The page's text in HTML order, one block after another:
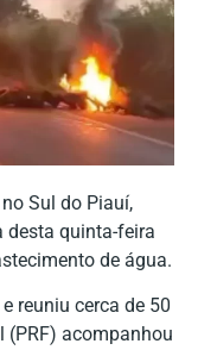
Sul do Piauí,
desta quinta-feira
de água.
reuniu cerca de 50
(PRF) acompanhou